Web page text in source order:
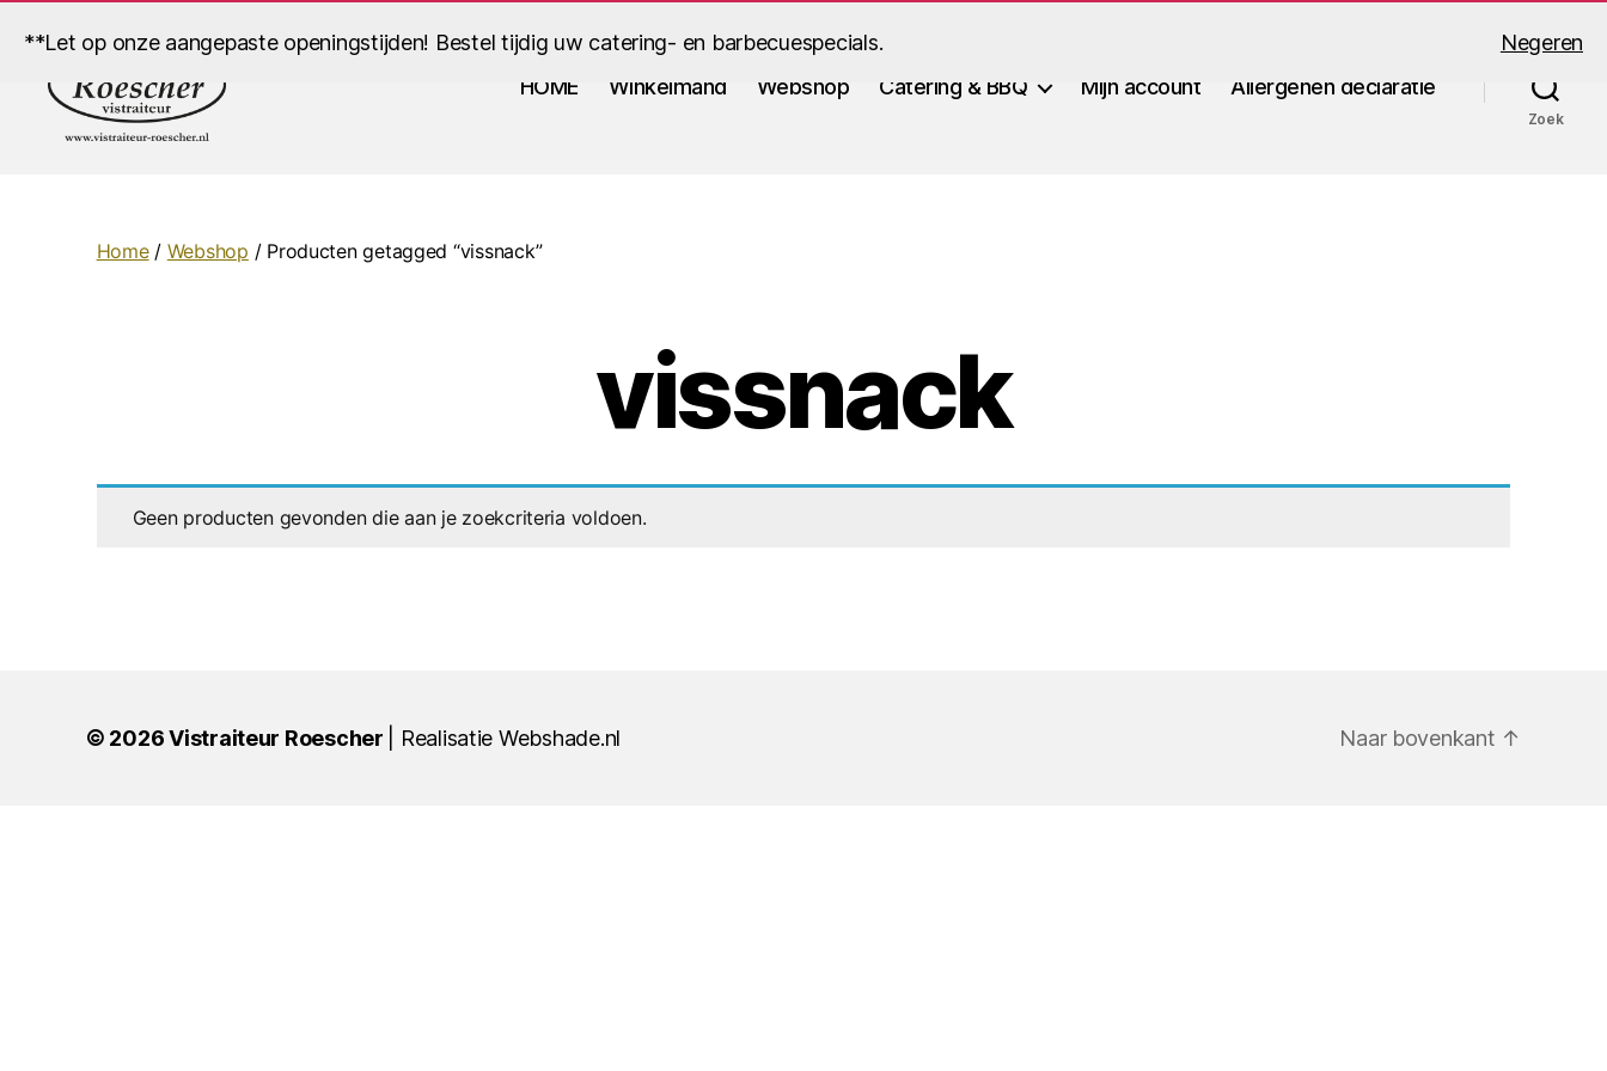
**Let op onze aangepaste openingstijden! Bestel tijdig uw catering- en barbecuespecials. Negeren
HOME Winkelmand Webshop Catering & BBQ Mijn account Allergenen declaratie
Zoek
Home/ Webshop / Producten getagged “vissnack”
vissnack
Geen producten gevonden die aan je zoekcriteria voldoen.
© 2026Vistraiteur Roescher Naar bovenkant ↑